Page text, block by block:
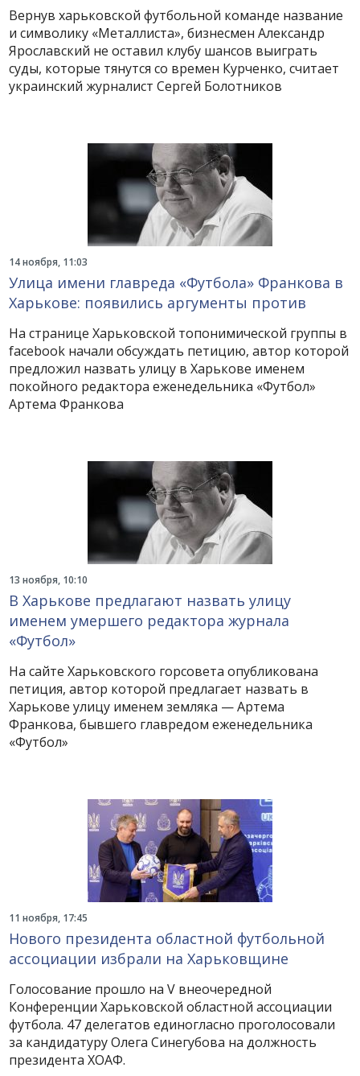
Вернув харьковской футбольной команде название
и символику «Металлиста», бизнесмен Александр
Ярославский не оставил клубу шансов выиграть
суды, которые тянутся со времен Курченко, считает
украинский журналист Сергей Болотников
14 ноября, 11:03
Улица имени главреда «Футбола» Франкова в
Харькове: появились аргументы против
На странице Харьковской топонимической группы в
facebook начали обсуждать петицию, автор которой
предложил назвать улицу в Харькове именем
покойного редактора еженедельника «Футбол»
Артема Франкова
13 ноября, 10:10
В Харькове предлагают назвать улицу
именем умершего редактора журнала
«Футбол»
На сайте Харьковского горсовета опубликована
петиция, автор которой предлагает назвать в
Харькове улицу именем земляка — Артема
Франкова, бывшего главредом еженедельника
«Футбол»
11 ноября, 17:45
Нового президента областной футбольной
ассоциации избрали на Харьковщине
Голосование прошло на V внеочередной
Конференции Харьковской областной ассоциации
футбола. 47 делегатов единогласно проголосовали
за кандидатуру Олега Синегубова на должность
президента ХОАФ.